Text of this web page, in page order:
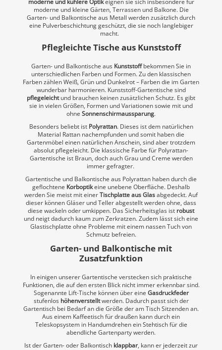
moderne und kühlere Optikeignen sie sich insbesondere für
moderne und kleine Gärten, Terrassen und Balkone. Die
Garten- und Balkontische aus Metall werden zusätzlich durch
eine Pulverbeschichtung geschützt, die sie noch langlebiger
macht.
Pflegleichte Tische aus Kunststoff
Garten- und Balkontische aus Kunststoffbekommen Sie in
unterschiedlichen Farben und Formen. Zu den klassischen
Farben zählen Weiß, Grün und Dunkelrot – Farben die im Garten
wunderbar harmonieren. Kunststoff-Gartentische sind
pflegeleichtund brauchen keinen zusätzlichen Schutz. Es gibt
sie in vielen Größen, Formen und Variationen sowie mit und
ohne Sonnenschirmaussparung.
Besonders beliebt ist Polyrattan. Dieses ist dem natürlichen
Material Rattan nachempfunden und somit haben die
Gartenmöbel einen natürlichen Anschein, sind aber trotzdem
absolut pflegeleicht. Die klassische Farbe für Polyrattan-
Gartentische ist Braun, doch auch Grau und Creme werden
immer gefragter.
Gartentische und Balkontische aus Polyrattan haben durch die
geflochtene Korboptikeine unebene Oberfläche. Deshalb
werden Sie meist mit einerTischplatte aus Glasabgedeckt. Auf
dieser können Gläser und Teller abgestellt werden ohne, dass
diese wackeln oder umkippen. Das Sicherheitsglas ist robust
und neigt dadurch kaum zum Zerkratzen. Zudem lässt sich eine
Glastischplatte ohne Probleme mit einem nassen Tuch von
Schmutz befreien.
Garten- und Balkontische mit
Zusatzfunktion
In einigen unserer Gartentische verstecken sich praktische
Funktionen, die auf den ersten Blick nicht immer erkennbar sind.
Sogenannte Lift-Tische können über eine Gasdruckfeder
stufenlos höhenverstelltwerden. Dadurch passt sich der
Gartentisch bei Bedarf an die Größe der am Tisch Sitzenden an.
Aus einem Kaffeetisch für draußen kann durch ein
Teleskopsystem in Handumdrehen ein Stehtisch für die
abendliche Gartenparty werden.
Ist der Garten- oder Balkontisch klappbar, kann er jederzeit zur